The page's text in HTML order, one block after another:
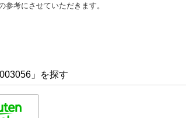
考にさせていただきます。
」を探す